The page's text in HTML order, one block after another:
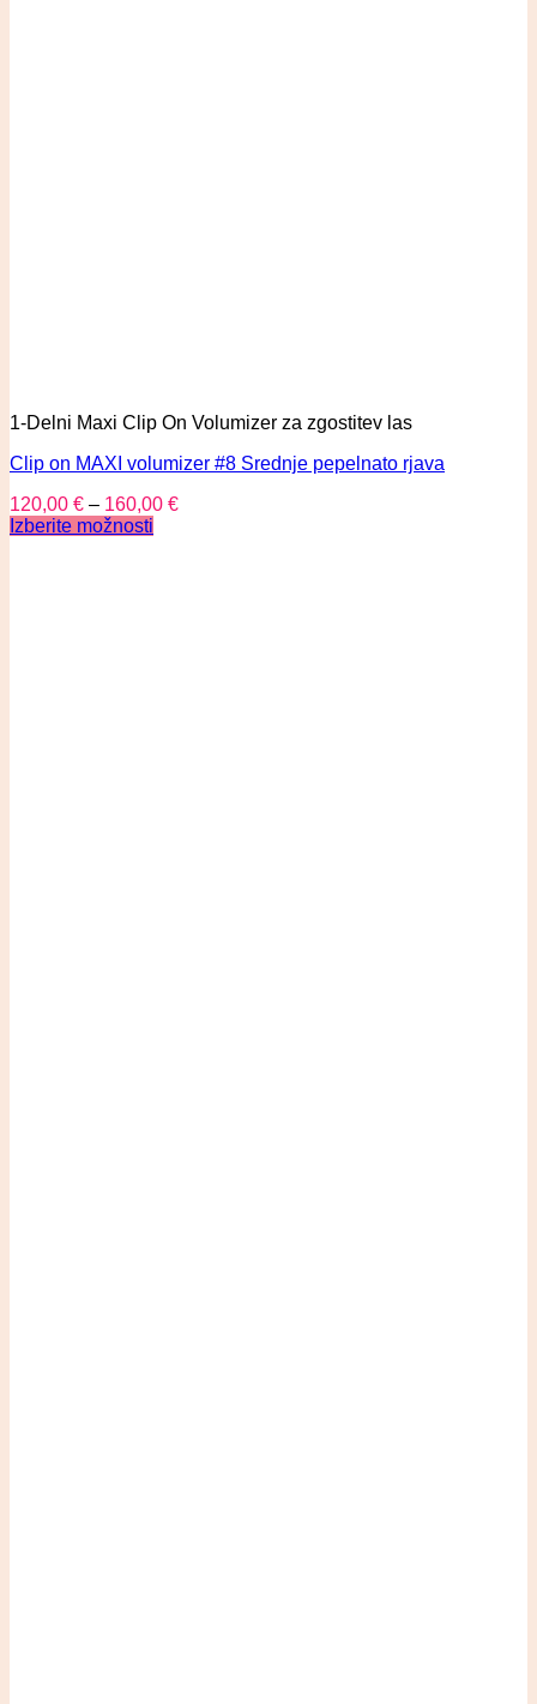
1-Delni Maxi Clip On Volumizer za zgostitev las
Clip on MAXI volumizer #8 Srednje pepelnato rjava
120,00 € – 160,00 €
Izberite možnosti